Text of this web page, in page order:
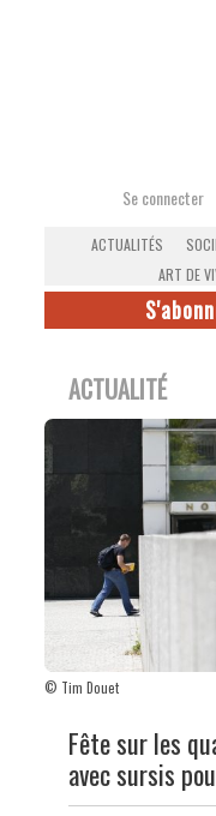
Se connecter
ACTUALITÉS
ART DE
ACTUALITÉ
© Tim Douet
Fête sur les
avec sursis